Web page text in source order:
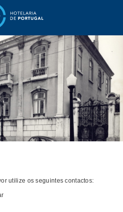
utilize os seguintes contactos: